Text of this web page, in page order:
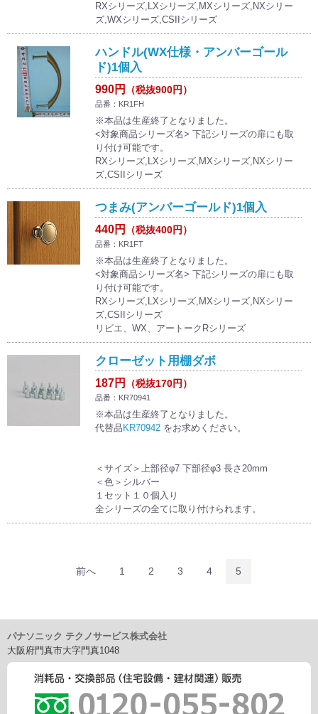
RXシリーズ,LXシリーズ,MXシリーズ,NXシリー
ズ,WXシリーズ,CSIIシリーズ
ハンドル(WX仕様・アンバーゴール
ド)1個入
990円 （税抜900円）
品番：KR1FH
※本品は生産終了となりました。
<対象商品シリーズ名> 下記シリーズの扉にも取
り付け可能です。
RXシリーズ,LXシリーズ,MXシリーズ,NXシリー
ズ,CSIIシリーズ
つまみ(アンバーゴールド)1個入
440円 （税抜400円）
品番：KR1FT
※本品は生産終了となりました。
<対象商品シリーズ名> 下記シリーズの扉にも取
り付け可能です。
RXシリーズ,LXシリーズ,MXシリーズ,NXシリー
ズ,CSIIシリーズ
リビエ、WX、アートークRシリーズ
クローゼット用棚ダボ
187円 （税抜170円）
品番：KR70941
※本品は生産終了となりました。
代替品 KR70942をお求めください。
＜サイズ＞上部径φ7 下部径φ3 長さ20mm
＜色＞シルバー
１セット１０個入り
全シリーズの全てに取り付けられます。
前へ 1 2 3 4 5
パナソニック テクノサービス株式会社
大阪府門真市大字門真1048